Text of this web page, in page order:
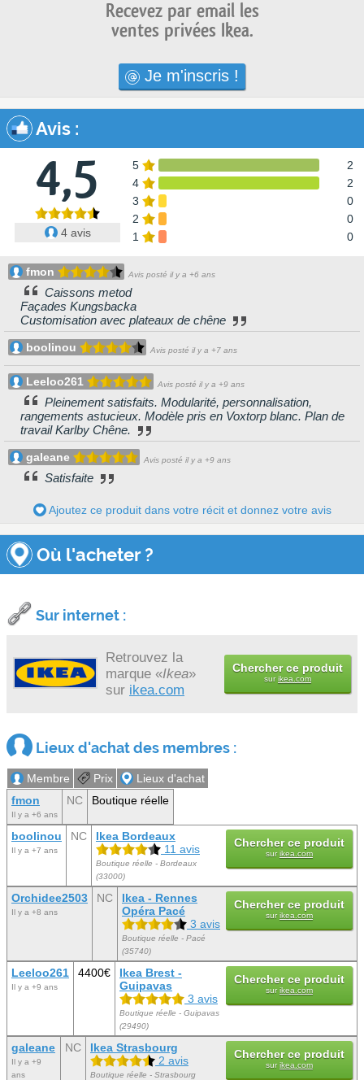
Recevez par email les
ventes privées Ikea.
Je m'inscris !
Avis :
4,5
4 avis
5
2
4
2
3
0
2
0
1
0
fmon Avis posté il y a +6 ans
Caissons metod
Façades Kungsbacka
Customisation avec plateaux de chêne
boolinou Avis posté il y a +7 ans
Leeloo261 Avis posté il y a +9 ans
Pleinement satisfaits. Modularité, personnalisation,
rangements astucieux. Modèle pris en Voxtorp blanc. Plan de
travail Karlby Chêne.
galeane Avis posté il y a +9 ans
Satisfaite
Ajoutez ce produit dans votre récit et donnez votre avis
Où l'acheter ?
Sur internet :
Retrouvez la
marque «Ikea»
sur ikea.com
Chercher ce produit
surikea.com
Lieux d'achat des membres :
Membre Prix
Lieux d'achat
fmon
Il y a +6 ans
NC Boutique réelle
boolinou
Il y a +7 ans
NC
Ikea Bordeaux
11 avis
Boutique réelle - Bordeaux
(33000)
Chercher ce produit
surikea.com
Orchidee2503
Il y a +8 ans
NC
Ikea - Rennes
Opéra Pacé
3 avis
Boutique réelle - Pacé
(35740)
Chercher ce produit
surikea.com
Leeloo261
Il y a +9 ans
4400€
Ikea Brest -
Guipavas
3 avis
Boutique réelle - Guipavas
(29490)
Chercher ce produit
surikea.com
galeane
Il y a +9
ans
NC
Ikea Strasbourg
2 avis
Boutique réelle - Strasbourg
Chercher ce produit
surikea.com